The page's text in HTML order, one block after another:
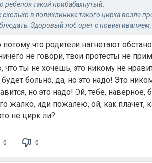
ребенок такой прибабахнутый.
сколько в поликлинике такого цирка возле
Здоровый лоб орет с повизгиванием,
потому что родители нагнетают
не говори, твои протесты не
что ты не хочешь, это никому не
будет больно, да, но это надо! Это
но это надо! Ой, тебе,
жалко, иди пожалею, ой, как плачет,
не цирк ли?
0 0